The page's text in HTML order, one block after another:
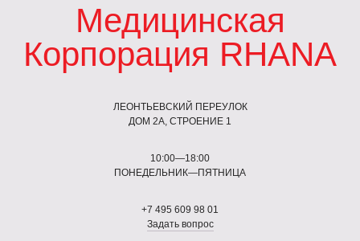
Медицинская
Корпорация RHANA
ЛЕОНТЬЕВСКИЙ ПЕРЕУЛОК
ДОМ 2А, СТРОЕНИЕ 1
10:00—18:00
ПОНЕДЕЛЬНИК—ПЯТНИЦА
+7 495 609 98 01
Задать вопрос